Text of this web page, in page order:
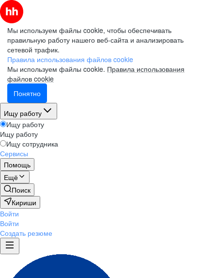
Мы используем файлы cookie, чтобы обеспечивать
правильную работу нашего веб-сайта и анализировать
сетевой трафик.
Правила использования файлов cookie
Мы используем файлы cookie. Правила использования
файлов cookie
Понятно
Ищу работу
Ищу работу
Ищу работу
Ищу сотрудника
Сервисы
Помощь
Ещё
Поиск
Кириши
Войти
Войти
Создать резюме